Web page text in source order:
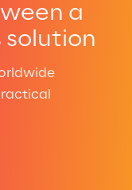
a
solution